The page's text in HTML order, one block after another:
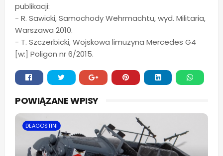
publikacji:
- R. Sawicki, Samochody Wehrmachtu, wyd. Militaria,
Warszawa 2010.
- T. Szczerbicki, Wojskowa limuzyna Mercedes G4
[w:] Poligon nr 6/2015.
POWIĄZANE WPISY
DEAGOSTINI